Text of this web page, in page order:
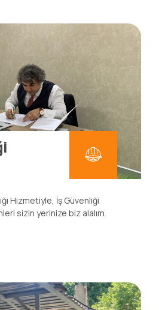
Hizmetiyle, İş Güvenliği
sizin yerinize biz alalım.